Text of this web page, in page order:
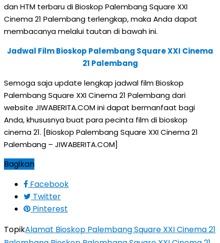
dan HTM terbaru di Bioskop Palembang Square XXI
Cinema 21 Palembang terlengkap, maka Anda dapat
membacanya melalui tautan di bawah ini.
Jadwal Film Bioskop Palembang Square XXI Cinema
21 Palembang
Semoga saja update lengkap jadwal film Bioskop
Palembang Square XXI Cinema 21 Palembang dari
website JIWABERITA.COM ini dapat bermanfaat bagi
Anda, khususnya buat para pecinta film di bioskop
cinema 21. [Bioskop Palembang Square XXI Cinema 21
Palembang – JIWABERITA.COM]
Bagikan
Facebook
Twitter
Pinterest
TopikAlamat Bioskop Palembang Square XXI Cinema 21